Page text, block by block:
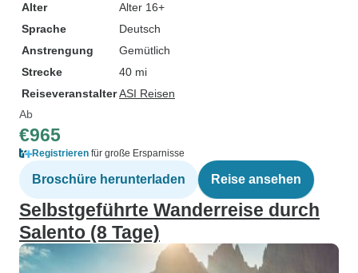
Alter
Alter 16+
Sprache
Deutsch
Anstrengung
Gemütlich
Strecke
40 mi
ReiseveranstalterASI Reisen
Ab
€965
Registrieren für große Ersparnisse
Broschüre herunterladen Reise ansehen
Selbstgeführte Wanderreise durch
Salento (8 Tage)